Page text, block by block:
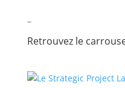
–
Retrouvez le